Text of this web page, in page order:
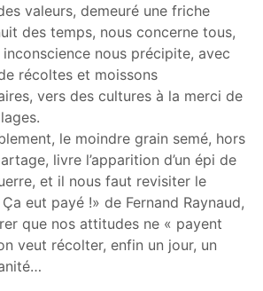
valeurs, demeuré une friche
des temps, nous concerne tous,
nous précipite, avec
récoltes et moissons
vers des cultures à la merci de
le moindre grain semé, hors
livre l’apparition d’un épi de
et il nous faut revisiter le
eut payé !» de Fernand Raynaud,
que nos attitudes ne « payent
veut récolter, enfin un jour, un